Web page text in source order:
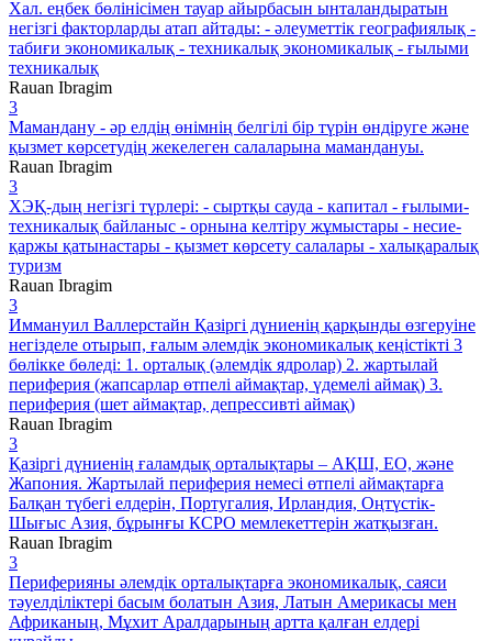
Хал. еңбек бөлінісімен тауар айырбасын ынталандыратын
негізгі факторларды атап айтады: - әлеуметтік географиялық -
табиғи экономикалық - техникалық экономикалық - ғылыми
техникалық
Rauan Ibragim
3
Мамандану - әр елдің өнімнің белгілі бір түрін өндіруге және
қызмет көрсетудің жекелеген салаларына мамандануы.
Rauan Ibragim
3
ХЭҚ-дың негізгі түрлері: - сыртқы сауда - капитал - ғылыми-
техникалық байланыс - орнына келтіру жұмыстары - несие-
қаржы қатынастары - қызмет көрсету салалары - халықаралық
туризм
Rauan Ibragim
3
Иммануил Валлерстайн Қазіргі дүниенің қарқынды өзгеруіне
негізделе отырып, ғалым әлемдік экономикалық кеңістікті 3
бөлікке бөледі: 1. орталық (әлемдік ядролар) 2. жартылай
периферия (жапсарлар өтпелі аймақтар, үдемелі аймақ) 3.
периферия (шет аймақтар, депрессивті аймақ)
Rauan Ibragim
3
Қазіргі дүниенің ғаламдық орталықтары – АҚШ, ЕО, және
Жапония. Жартылай периферия немесі өтпелі аймақтарға
Балқан түбегі елдерін, Португалия, Ирландия, Оңтүстік-
Шығыс Азия, бұрынғы КСРО мемлекеттерін жатқызған.
Rauan Ibragim
3
Периферияны әлемдік орталықтарға экономикалық, саяси
тәуелділіктері басым болатын Азия, Латын Америкасы мен
Африканың, Мұхит Аралдарының артта қалған елдері